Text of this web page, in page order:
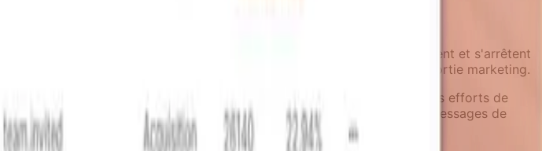
qu'insistantes. Elles arrivent au bon moment avec un contexte pertinent et s'arrêtent
comme partie de l'expérience produit, pas seulement comme une sortie marketing.
orientée objectifs, et une coordination inter-équipes qui garde les efforts de
réengagement qui semblent être des poussées utiles plutôt que des messages de